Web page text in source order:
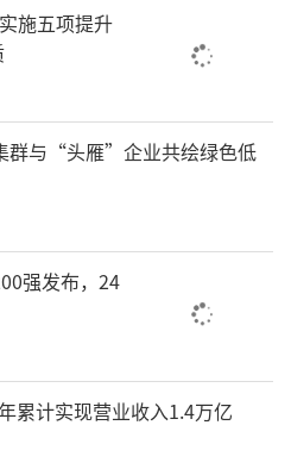
网 毛道光）
责任编辑：陈雅雯
施五项提升
与“头雁”企业共绘绿色低
强发布，24
累计实现营业收入1.4万亿